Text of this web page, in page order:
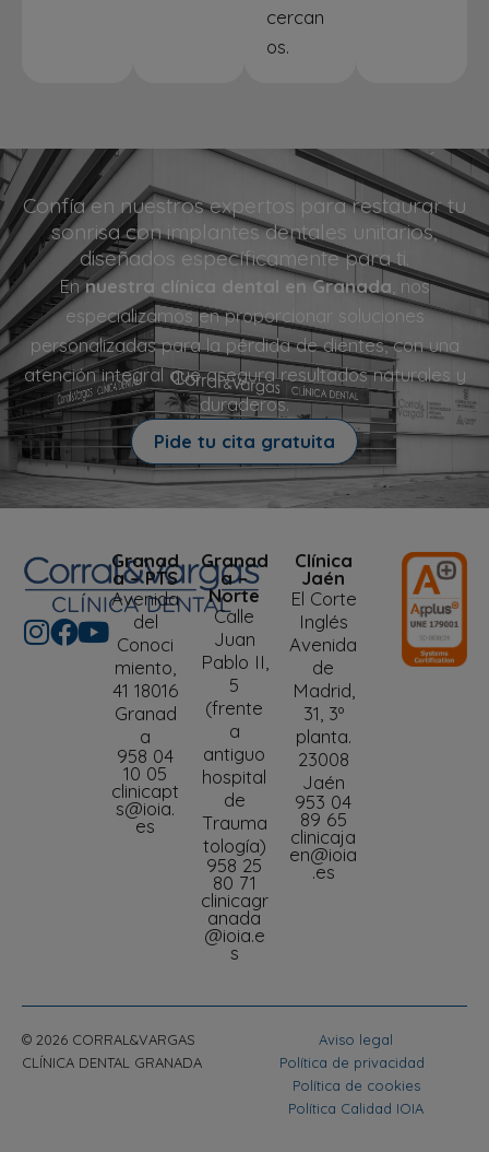
cercan
os.
Confía en nuestros expertos para restaurar tu
sonrisa con implantes dentales unitarios,
diseñados específicamente para ti.
Ennuestra clínica dental en Granada , nos
especializamos en proporcionar soluciones
personalizadas para la pérdida de dientes, con una
atención integral que asegura resultados naturales y
duraderos.
Pide tu cita gratuita
Granad
a – PTS
Avenida
del
Conoci
miento,
41 18016
Granad
a
958 04
10 05
clinicapt
s@ioia.
es
Granad
a –
Norte
Calle
Juan
Pablo II,
5
(frente
a
antiguo
hospital
de
Trauma
tología)
958 25
80 71
clinicagr
anada
@ioia.e
s
Clínica
Jaén
El Corte
Inglés
Avenida
de
Madrid,
31, 3º
planta.
23008
Jaén
953 04
89 65
clinicaja
en@ioia
.es
© 2026 CORRAL&VARGAS
CLÍNICA DENTAL GRANADA
Aviso legal
Política de privacidad
Política de cookies
Política Calidad IOIA